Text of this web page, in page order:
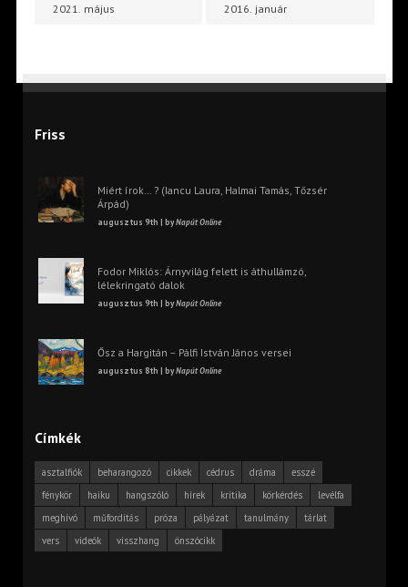
2021. május 2016. január
Friss
Miért írok… ? (Iancu Laura, Halmai Tamás, Tőzsér
Árpád)
augusztus 9th | byNapút Online
Fodor Miklós: Árnyvilág felett is áthullámzó,
lélekringató dalok
augusztus 9th | byNapút Online
Ősz a Hargitán – Pálfi István János versei
augusztus 8th | byNapút Online
Címkék
asztalfiók beharangozó cikkek cédrus dráma
esszé
fénykör
haiku hangszóló hírek kritika körkérdés
levélfa
meghívó
műfordítás próza pályázat tanulmány
tárlat
vers
videók visszhang önszócikk